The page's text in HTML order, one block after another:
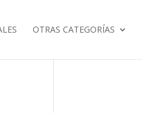
OTRAS CATEGORÍAS